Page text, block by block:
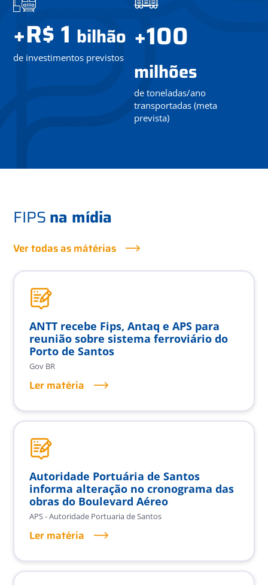
+R$ 1 bilhão
de investimentos previstos
+100
milhões
de toneladas/ano
transportadas (meta
prevista)
FIPSna mídia
Ver todas as mátérias
ANTT recebe Fips, Antaq e APS para
reunião sobre sistema ferroviário do
Porto de Santos
Gov BR
Ler matéria
Autoridade Portuária de Santos
informa alteração no cronograma das
obras do Boulevard Aéreo
APS - Autoridade Portuaria de Santos
Ler matéria